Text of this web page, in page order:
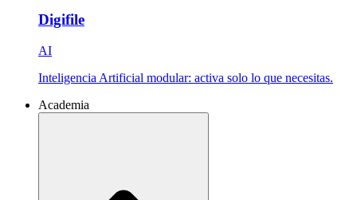
Digifile
AI
Inteligencia Artificial modular: activa solo lo que necesitas.
Academia